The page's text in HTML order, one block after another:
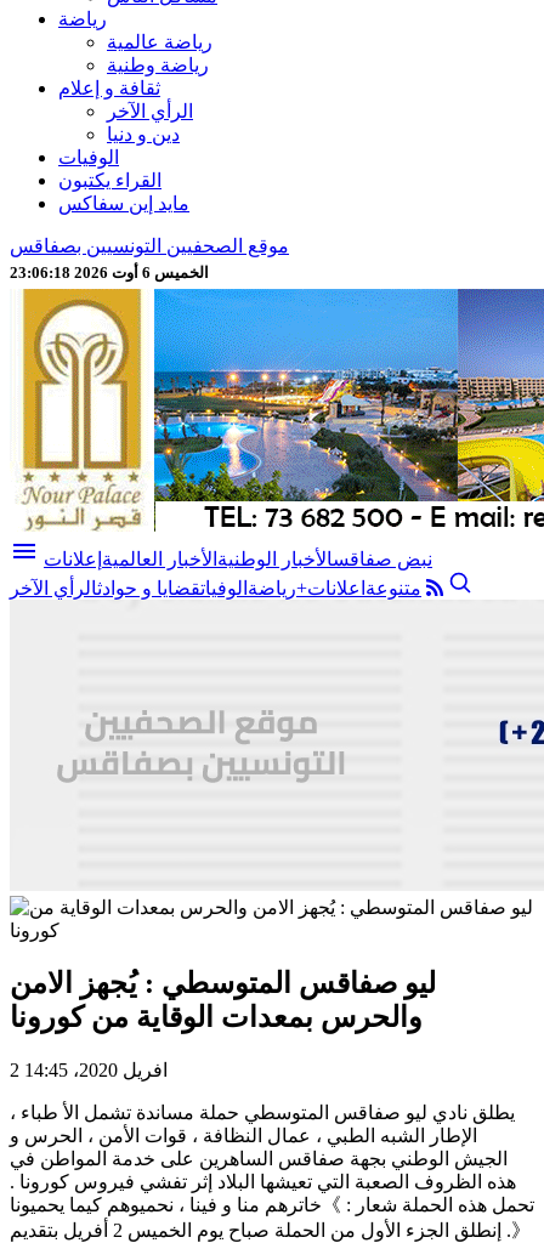
رياضة
رياضة عالمية
رياضة وطنية
ثقافة و إعلام
الرأي الآخر
دين و دنيا
الوفيات
القراء يكتبون
مايد إين سفاكس
موقع الصحفيين التونسيين بصفاقس
الخميس 6 أوت 2026 23:06:20
menu نبض صفاقسالأخبار الوطنية الأخبار العالمية إعلانات
متنوعة اعلانات+رياضة الوفياتقضايا و حوادثالرأي الآخر
ليو صفاقس المتوسطي : يُجهز الامن
والحرس بمعدات الوقاية من كورونا
2 افريل 2020، 14:45
يطلق نادي ليو صفاقس المتوسطي حملة مساندة تشمل الأ طباء ،
الإطار الشبه الطبي ، عمال النظافة ، قوات الأمن ، الحرس و
الجيش الوطني بجهة صفاقس الساهرين على خدمة المواطن في
هذه الظروف الصعبة التي تعيشها البلاد إثر تفشي فيروس كورونا .
تحمل هذه الحملة شعار : 》خاترهم منا و فينا ، نحميوهم كيما يحميونا
《. إنطلق الجزء الأول من الحملة صباح يوم الخميس 2 أفريل بتقديم